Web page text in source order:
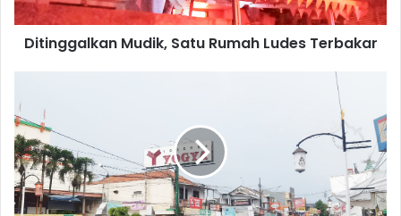
Ditinggalkan Mudik, Satu Rumah Ludes Terbakar
Mudik
Sudah
Dipasangi
Lampu
Penerangan